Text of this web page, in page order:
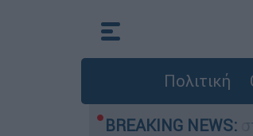
Πολιτική
BREAKING NEWS:
του 4χρονου στην Πάρο -